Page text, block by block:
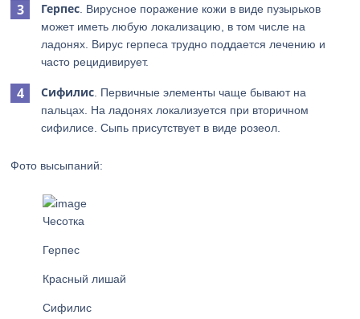
Герпес . Вирусное поражение кожи в виде пузырьков
может иметь любую локализацию, в том числе на
ладонях. Вирус герпеса трудно поддается лечению и
часто рецидивирует.
Сифилис . Первичные элементы чаще бывают на
пальцах. На ладонях локализуется при вторичном
сифилисе. Сыпь присутствует в виде розеол.
Фото высыпаний:
Чесотка
Герпес
Красный лишай
Сифилис